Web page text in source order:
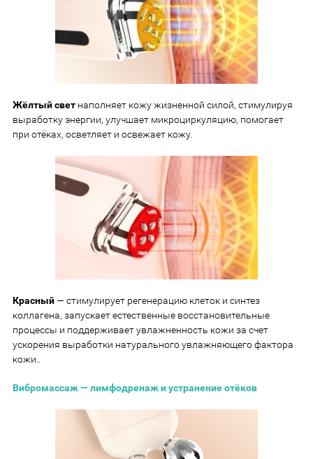
Жёлтый свет наполняет кожу жизненной силой, стимулируя
выработку энергии, улучшает микроциркуляцию, помогает
при отёках, осветляет и освежает кожу.
Красный— стимулирует регенерацию клеток и синтез
коллагена, запускает естественные восстановительные
процессы и поддерживает увлажненность кожи за счет
ускорения выработки натурального увлажняющего фактора
кожи..
Вибромассаж — лимфодренаж и устранение отёков